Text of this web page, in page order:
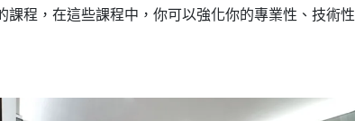
程，在這些課程中，你可以強化你的專業性、技術性